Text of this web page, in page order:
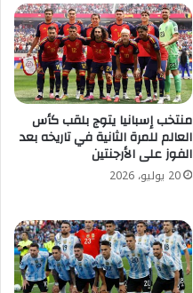
منتخب إسبانيا يتوج بلقب كأس
العالم للمرة الثانية في تاريخه بعد
الفوز على الأرجنتين
20 يوليو، 2026